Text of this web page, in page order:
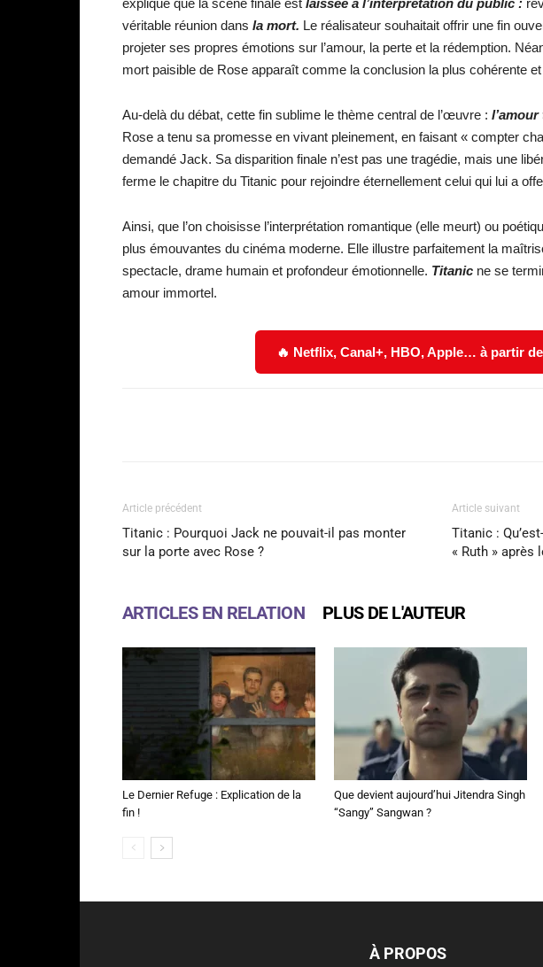
expliqué que la scène finale est laissée à l’interprétation du public :
véritable réunion dans la mort. Le réalisateur souhaitait offrir une fin
projeter ses propres émotions sur l’amour, la perte et la rédemption.
mort paisible de Rose apparaît comme la conclusion la plus cohérente
Au-delà du débat, cette fin sublime le thème central de l’œuvre :
Rose a tenu sa promesse en vivant pleinement, en faisant « compter
demandé Jack. Sa disparition finale n’est pas une tragédie, mais une
ferme le chapitre du Titanic pour rejoindre éternellement celui qui lui a
Ainsi, que l’on choisisse l’interprétation romantique (elle meurt) ou
plus émouvantes du cinéma moderne. Elle illustre parfaitement la
spectacle, drame humain et profondeur émotionnelle. Titanic ne se
amour immortel.
🔥 Netflix, Canal+, HBO, Apple… à partir de
Article précédent
Titanic : Pourquoi Jack ne pouvait-il pas monter
sur la porte avec Rose ?
Article suivant
Titanic :
« Ruth » après
ARTICLES EN RELATION PLUS DE L'AUTEUR
Le Dernier Refuge : Explication de la
fin !
Que devient aujourd’hui Jitendra Singh
“Sangy” Sangwan ?
À PROPOS